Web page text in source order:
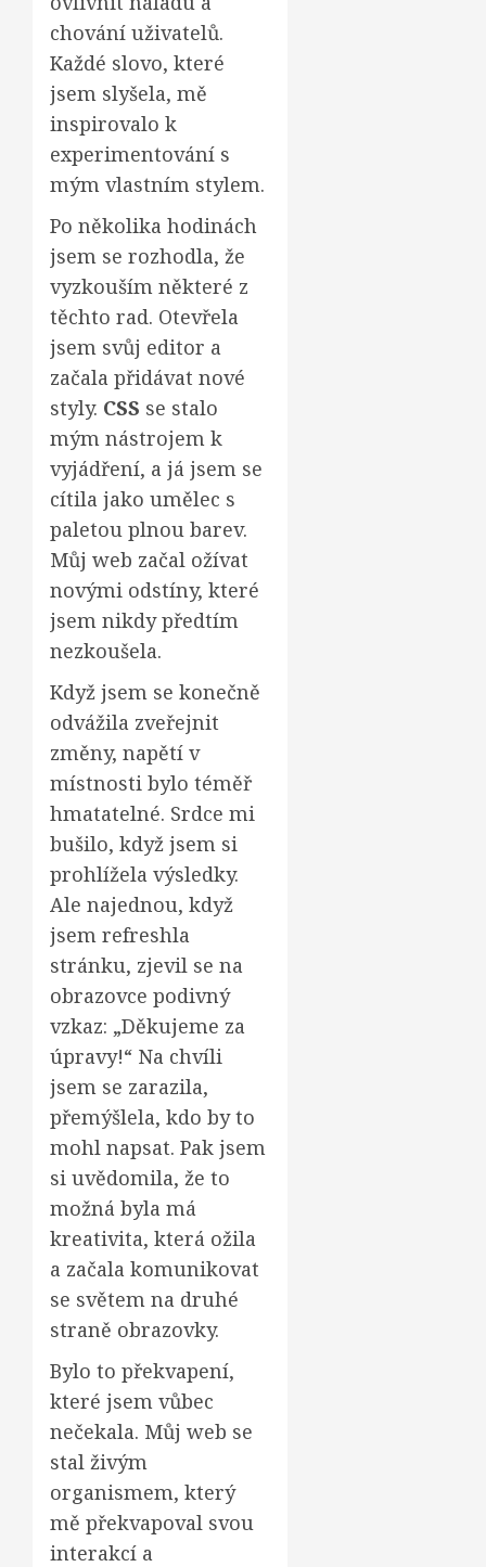
chování uživatelů.
Každé slovo, které
jsem slyšela, mě
inspirovalo k
experimentování s
mým vlastním stylem.
Po několika hodinách
jsem se rozhodla, že
vyzkouším některé z
těchto rad. Otevřela
jsem svůj editor a
začala přidávat nové
styly. CSS se stalo
mým nástrojem k
vyjádření, a já jsem se
cítila jako umělec s
paletou plnou barev.
Můj web začal ožívat
novými odstíny, které
jsem nikdy předtím
nezkoušela.
Když jsem se konečně
odvážila zveřejnit
změny, napětí v
místnosti bylo téměř
hmatatelné. Srdce mi
bušilo, když jsem si
prohlížela výsledky.
Ale najednou, když
jsem refreshla
stránku, zjevil se na
obrazovce podivný
vzkaz: „Děkujeme za
úpravy!“ Na chvíli
jsem se zarazila,
přemýšlela, kdo by to
mohl napsat. Pak jsem
si uvědomila, že to
možná byla má
kreativita, která ožila
a začala komunikovat
se světem na druhé
straně obrazovky.
Bylo to překvapení,
které jsem vůbec
nečekala. Můj web se
stal živým
organismem, který
mě překvapoval svou
interakcí a